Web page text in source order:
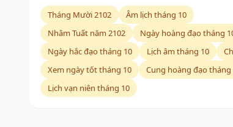
Tháng Mười 2102
Âm lịch tháng 10
Nhâm Tuất năm 2102
Ngày hoàng đạo tháng
Ngày hắc đạo tháng 10
Lịch âm tháng 10
Xem ngày tốt tháng 10
Cung hoàng đạo tháng
Lịch vạn niên tháng 10